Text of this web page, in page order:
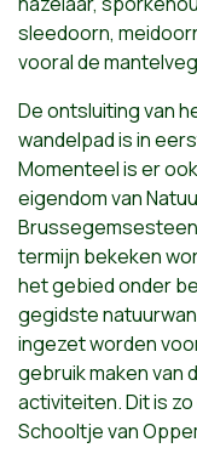
sleedoorn,
vooral de
De ontsluiting van
wandelpad is in
Momenteel is er
eigendom van
termijn bekeken
het gebied onder
gegidste
ingezet worden
gebruik maken van
activiteiten. Dit is
Schooltje van